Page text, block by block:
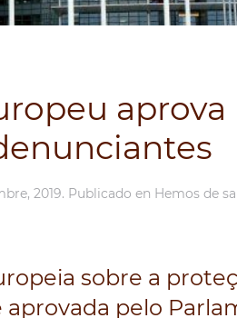
aprova
2019. Publicado en Hemos de
sobre a
pelo